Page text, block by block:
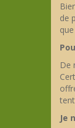
de
De
Je